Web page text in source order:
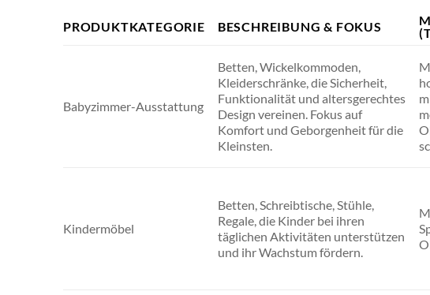
PRODUKTKATEGORIE BESCHREIBUNG & FOKUS
Babyzimmer-Ausstattung
Betten, Wickelkommoden,
Kleiderschränke, die Sicherheit,
Funktionalität und altersgerechtes
Design vereinen. Fokus auf
Komfort und Geborgenheit für die
Kleinsten.
Kindermöbel
Betten, Schreibtische, Stühle,
Regale, die Kinder bei ihren
täglichen Aktivitäten unterstützen
und ihr Wachstum fördern.